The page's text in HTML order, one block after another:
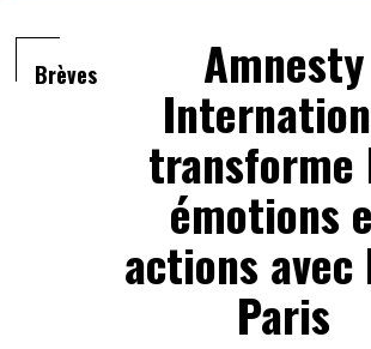
Brèves Amnesty
transforme
émotions
actions avec
Paris